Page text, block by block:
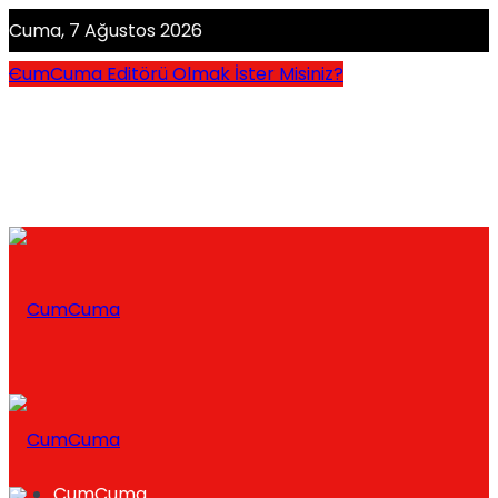
Cuma, 7 Ağustos 2026
CumCuma Editörü Olmak İster Misiniz?